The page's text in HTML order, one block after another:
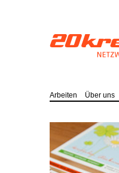
Arbeiten Über uns